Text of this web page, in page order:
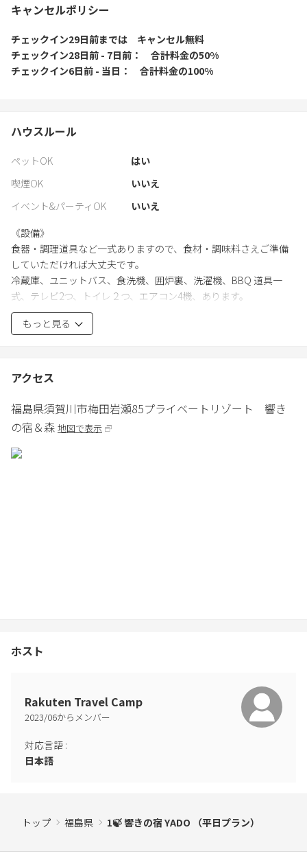
キャンセルポリシー
チェックイン29日前までは
キャンセル無料
チェックイン28日前 - 7日前
合計料金の50%
チェックイン6日前 - 当日
合計料金の100%
ハウスルール
ペットOK
はい
喫煙OK
いいえ
イベント&パーティOK
いいえ
《設備》
食器・調理道具など一式ありますので、食材・調味料さえご準備
していただければ大丈夫です。
冷蔵庫、ユニットバス、食洗機、囲炉裏、洗濯機、BBQ 道具一
式、テレビ2つ、トイレ２つ、エアコン4機、あります。
バスタオル、手拭い、歯ブラシ、ご準備致します。
事前にご相談ください。
※チェックインの際は一旦、響きの宿の受付へお越しください。
ご案内致します。
・BBQ道具セット 8,800円
※食材・調味料は各自お願いいたします。
・サウナポンチョ 1,100円
・サウナ短パン 770円
・サウナハット 550円
・焚き火台のみ 2,200円
・薪 10束分相当 5,500円
もっと見る
アクセス
福島県須賀川市梅田岩瀬85プライベートリゾート 響き
の宿＆森 地図で表示
ホスト
Rakuten Travel Camp
2023/06からメンバー
対応言語 :
日本語
トップ 福島県 1🍃 響きの宿 YADO （平日プラン）